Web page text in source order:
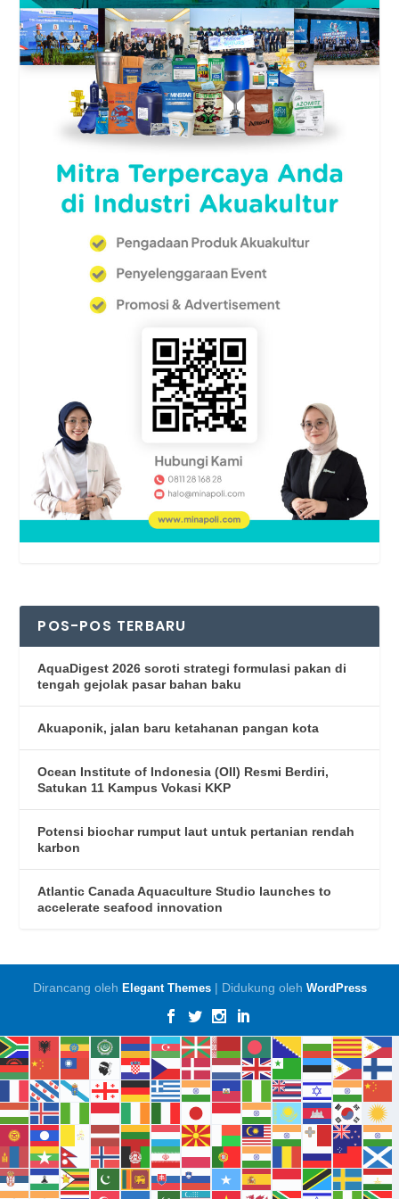
POS-POS TERBARU
AquaDigest 2026 soroti strategi formulasi pakan di
tengah gejolak pasar bahan baku
Akuaponik, jalan baru ketahanan pangan kota
Ocean Institute of Indonesia (OII) Resmi Berdiri,
Satukan 11 Kampus Vokasi KKP
Potensi biochar rumput laut untuk pertanian rendah
karbon
Atlantic Canada Aquaculture Studio launches to
accelerate seafood innovation
Dirancang oleh Elegant Themes| Didukung oleh WordPress